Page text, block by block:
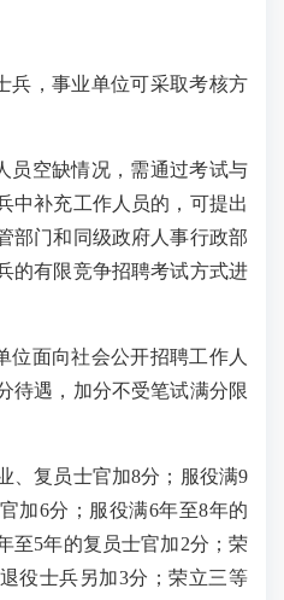
，事业单位可采取考核方
空缺情况，需通过考试与
中补充工作人员的，可提出
部门和同级政府人事行政部
的有限竞争招聘考试方式进
面向社会公开招聘工作人
待遇，加分不受笔试满分限
复员士官加8分；服役满9
加6分；服役满6年至8年的
至5年的复员士官加2分；荣
役士兵另加3分；荣立三等